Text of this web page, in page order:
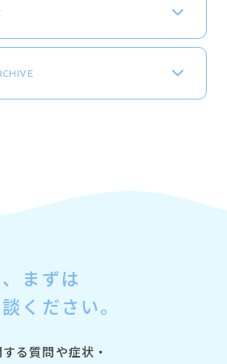
まずは
ください。
る質問や症状・